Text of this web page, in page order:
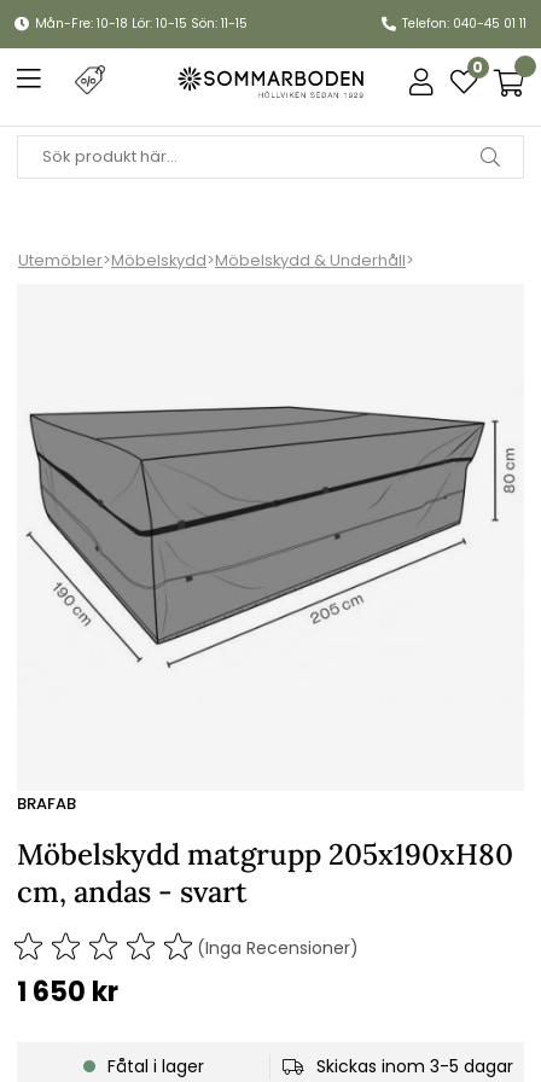
Mån-Fre: 10-18 Lör: 10-15 Sön: 11-15 Telefon: 040-45 01 11
0
Utemöbler>Möbelskydd>Möbelskydd & Underhåll>
BRAFAB
Möbelskydd matgrupp 205x190xH80
cm, andas - svart
(Inga Recensioner)
1 650 kr
Fåtal i lager Skickas inom 3-5 dagar